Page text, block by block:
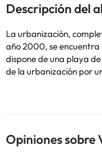
Descripción del
La urbanización,
año 2000, se
dispone de una playa
de la urbanización por
parque con juegos
bien equiparo, un
la piscina de la
un solarium equipado,
Opiniones sobre